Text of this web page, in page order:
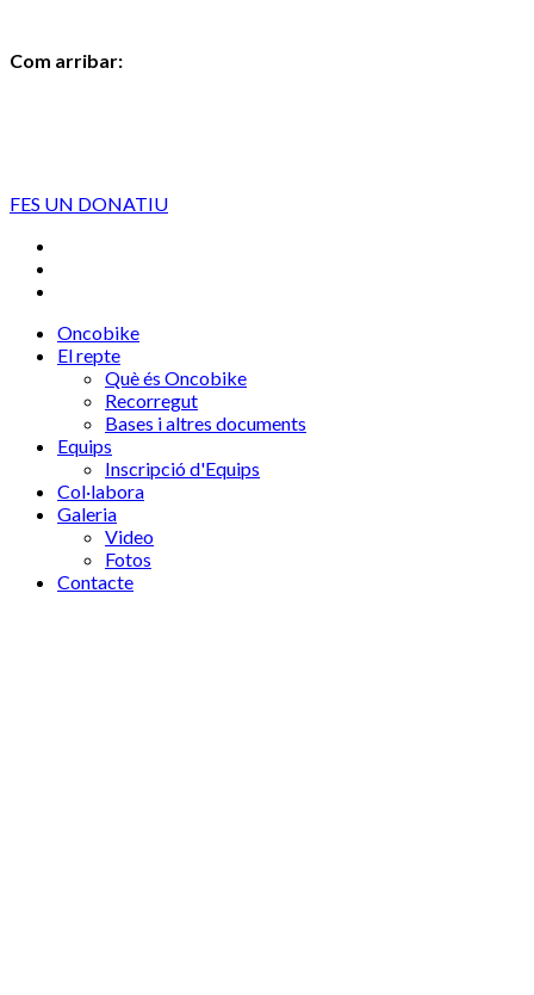
Com arribar:
FES UN DONATIU
Oncobike
El repte
Què és Oncobike
Recorregut
Bases i altres documents
Equips
Inscripció d'Equips
Col·labora
Galeria
Video
Fotos
Contacte